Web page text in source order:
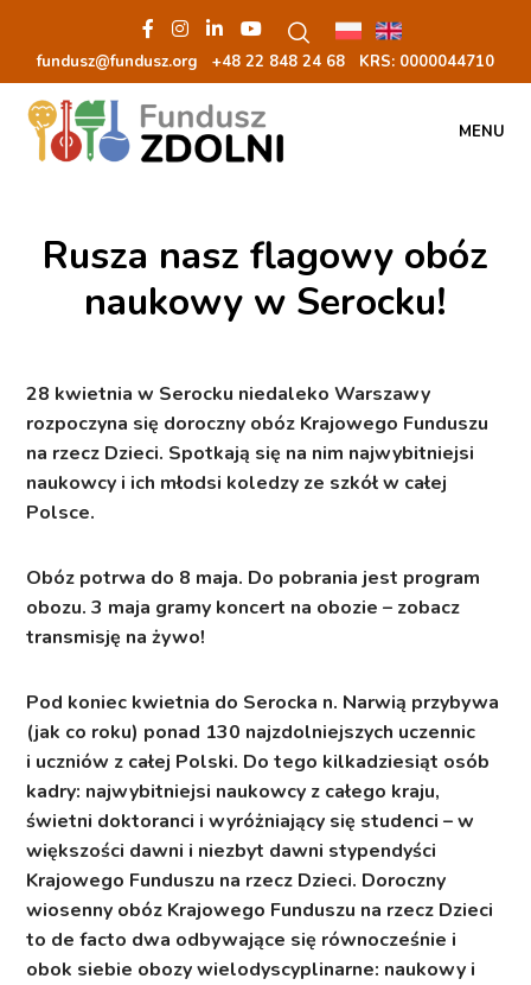
fundusz@fundusz.org +48 22 848 24 68 KRS: 0000044710
MENU
Rusza nasz flagowy obóz
naukowy w Serocku!
28 kwietnia w Serocku niedaleko Warszawy
rozpoczyna się doroczny obóz Krajowego Funduszu
na rzecz Dzieci. Spotkają się na nim najwybitniejsi
naukowcy i ich młodsi koledzy ze szkół w całej
Polsce.
Obóz potrwa do 8 maja. Do pobrania jest program
obozu. 3 maja gramy koncert na obozie – zobacz
transmisję na żywo!
Pod koniec kwietnia do Serocka n. Narwią przybywa
(jak co roku) ponad 130 najzdolniejszych uczennic
i uczniów z całej Polski. Do tego kilkadziesiąt osób
kadry: najwybitniejsi naukowcy z całego kraju,
świetni doktoranci i wyróżniający się studenci – w
większości dawni i niezbyt dawni stypendyści
Krajowego Funduszu na rzecz Dzieci. Doroczny
wiosenny obóz Krajowego Funduszu na rzecz Dzieci
to de facto dwa odbywające się równocześnie i
obok siebie obozy wielodyscyplinarne: naukowy i